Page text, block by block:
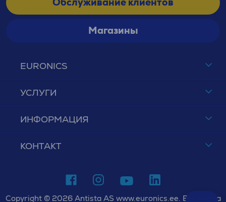
EURONICS
УСЛУГИ
ИНФОРМАЦИЯ
КОНТАКТ
Магазины
Copyright © 2026 Antista AS www.euronics.ee. Все права